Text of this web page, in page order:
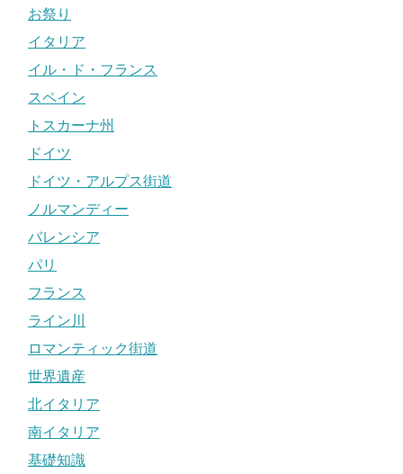
お祭り
イタリア
イル・ド・フランス
スペイン
トスカーナ州
ドイツ
ドイツ・アルプス街道
ノルマンディー
バレンシア
パリ
フランス
ライン川
ロマンティック街道
世界遺産
北イタリア
南イタリア
基礎知識